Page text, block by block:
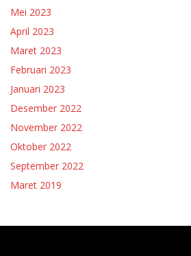
Mei 2023
April 2023
Maret 2023
Februari 2023
Januari 2023
Desember 2022
November 2022
Oktober 2022
September 2022
Maret 2019